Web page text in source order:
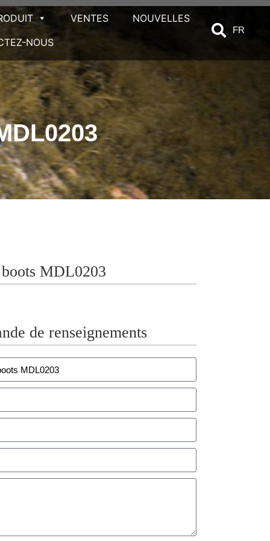
VENTES
NOUVELLES
NOUS
FR
MDL0203
de renseignements